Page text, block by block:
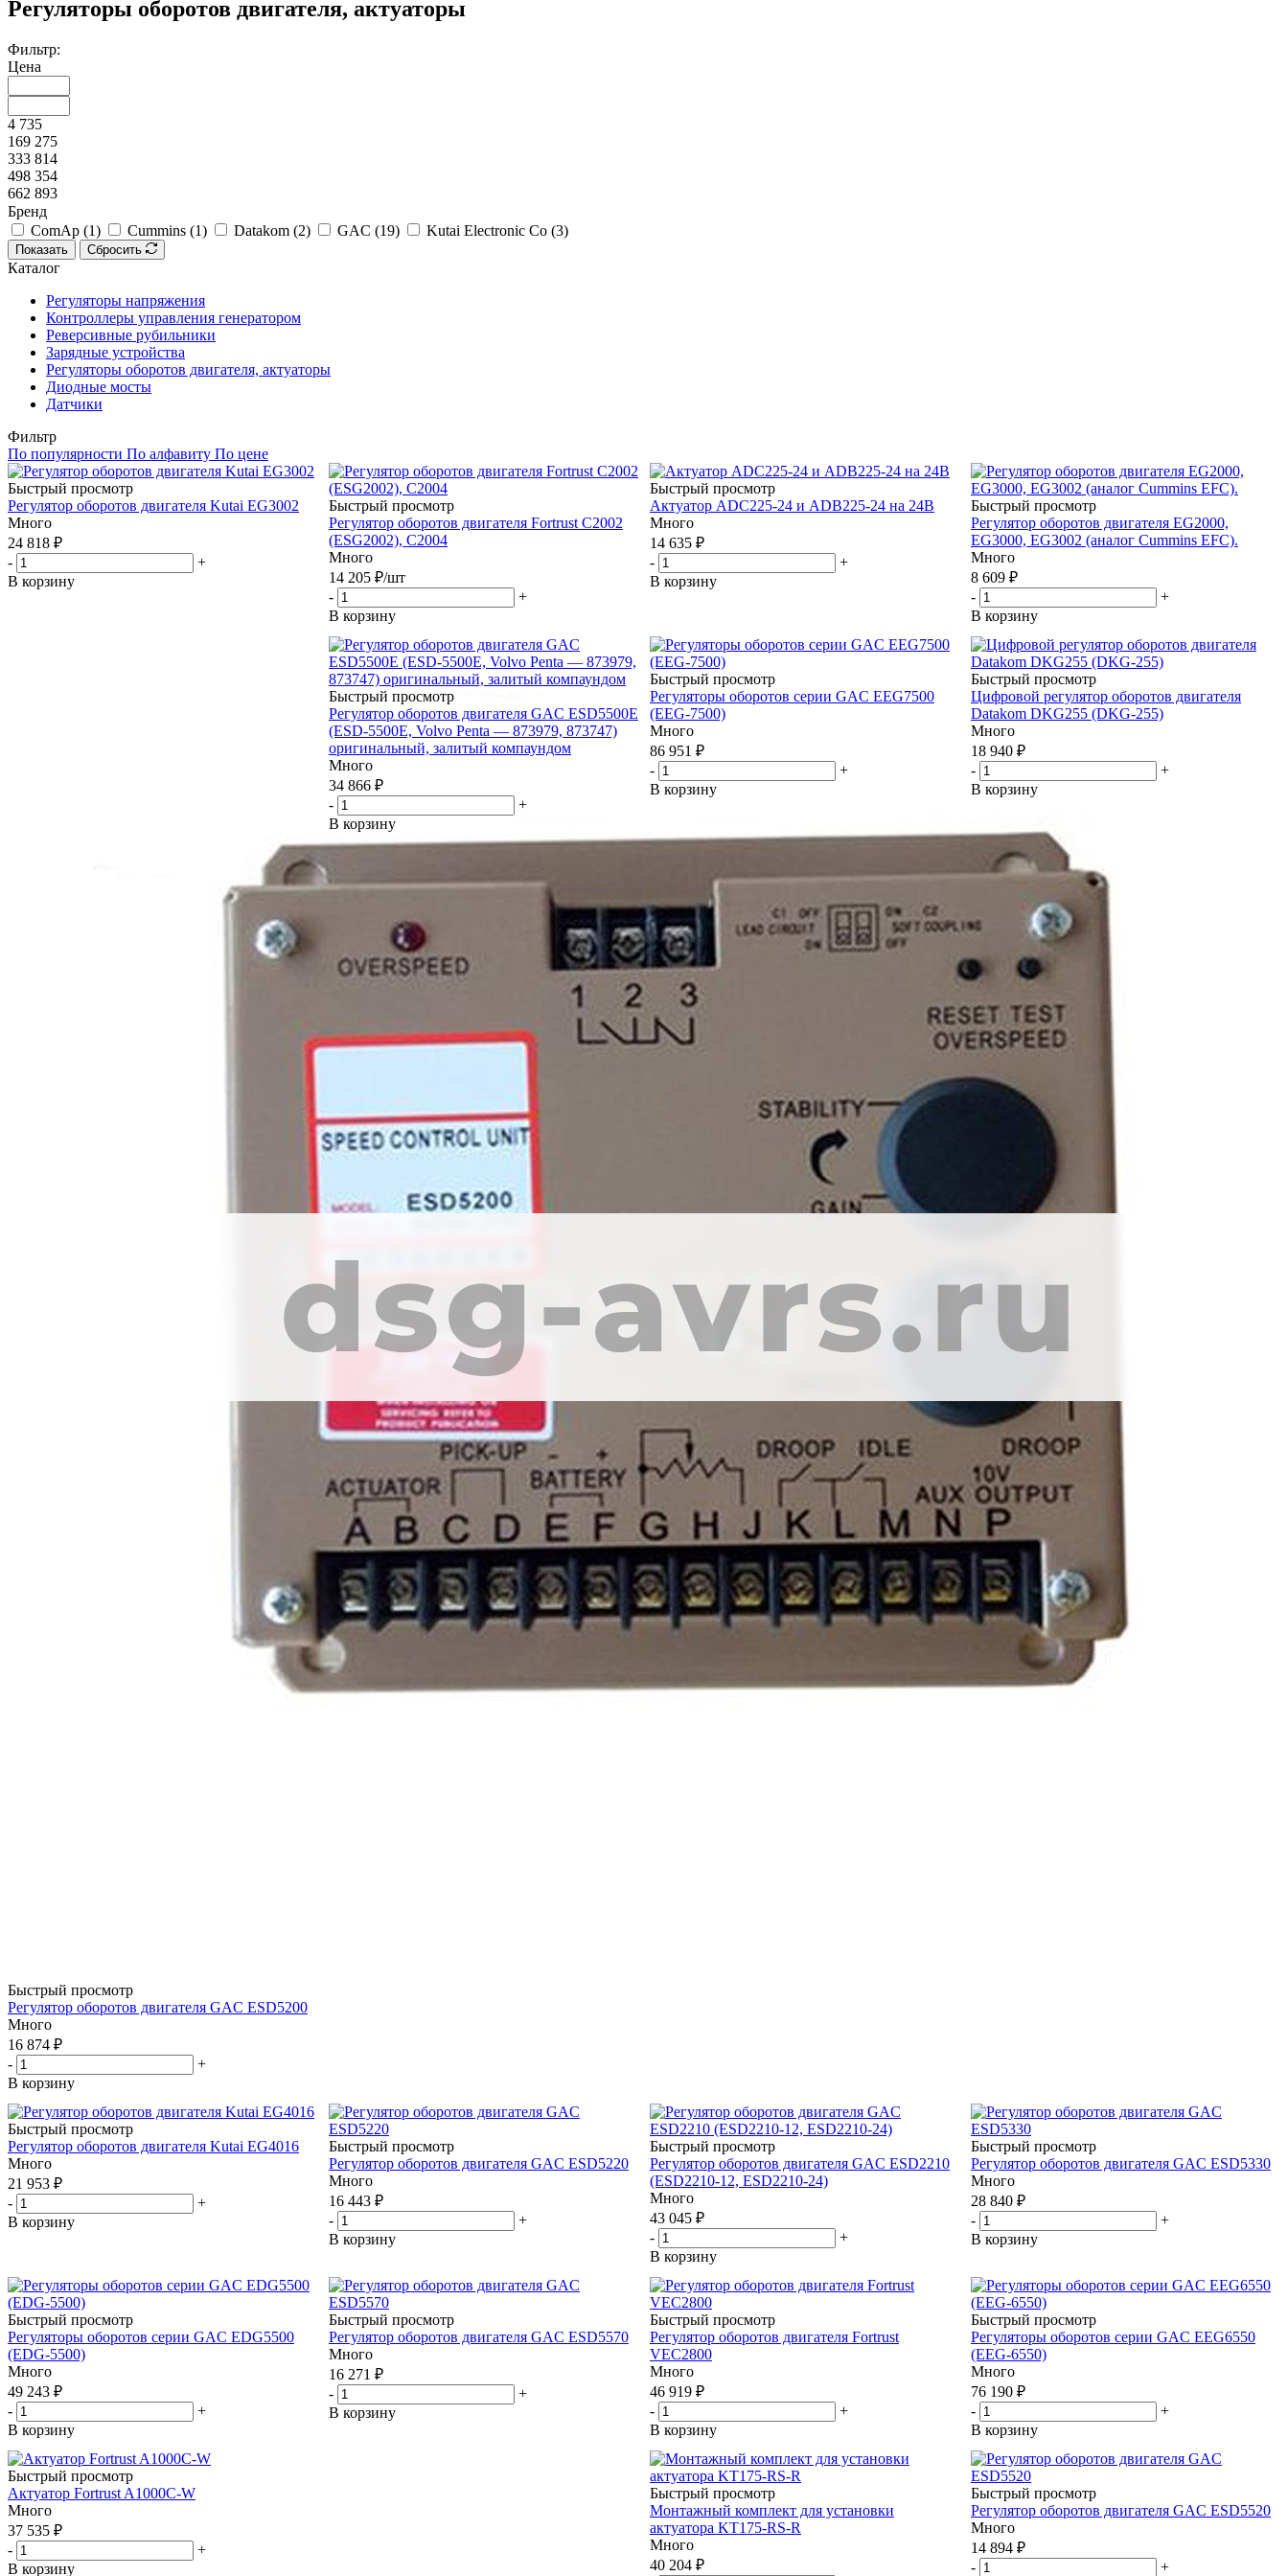
Регуляторы оборотов двигателя, актуаторы
Фильтр:
Цена
4 735
169 275
333 814
498 354
662 893
Бренд
ComAp (1) Cummins (1) Datakom (2) GAC (19) Kutai Electronic Co (3)
Показать Сбросить
Каталог
Регуляторы напряжения
Контроллеры управления генератором
Реверсивные рубильники
Зарядные устройства
Регуляторы оборотов двигателя, актуаторы
Диодные мосты
Датчики
Фильтр
По популярности По алфавиту По цене
Быстрый просмотр
Регулятор оборотов двигателя Kutai EG3002
Много
24 818 ₽
-
+
В корзину
Быстрый просмотр
Регулятор оборотов двигателя Fortrust C2002
(ESG2002), C2004
Много
14 205 ₽/шт
-
+
В корзину
Быстрый просмотр
Актуатор ADC225-24 и ADB225-24 на 24В
Много
14 635 ₽
-
+
В корзину
Быстрый просмотр
Регулятор оборотов двигателя EG2000,
EG3000, EG3002 (аналог Cummins EFC).
Много
8 609 ₽
-
+
В корзину
Быстрый просмотр
Регулятор оборотов двигателя GAC ESD5200
Много
16 874 ₽
-
+
В корзину
Быстрый просмотр
Регулятор оборотов двигателя GAC ESD5500E
(ESD-5500E, Volvo Penta — 873979, 873747)
оригинальный, залитый компаундом
Много
34 866 ₽
-
+
В корзину
Быстрый просмотр
Регуляторы оборотов серии GAC EEG7500
(EEG-7500)
Много
86 951 ₽
-
+
В корзину
Быстрый просмотр
Цифровой регулятор оборотов двигателя
Datakom DKG255 (DKG-255)
Много
18 940 ₽
-
+
В корзину
Быстрый просмотр
Регулятор оборотов двигателя Kutai EG4016
Много
21 953 ₽
-
+
В корзину
Быстрый просмотр
Регулятор оборотов двигателя GAC ESD5220
Много
16 443 ₽
-
+
В корзину
Быстрый просмотр
Регулятор оборотов двигателя GAC ESD2210
(ESD2210-12, ESD2210-24)
Много
43 045 ₽
-
+
В корзину
Быстрый просмотр
Регулятор оборотов двигателя GAC ESD5330
Много
28 840 ₽
-
+
В корзину
Быстрый просмотр
Регуляторы оборотов серии GAC EDG5500
(EDG-5500)
Много
49 243 ₽
-
+
В корзину
Быстрый просмотр
Регулятор оборотов двигателя GAC ESD5570
Много
16 271 ₽
-
+
В корзину
Быстрый просмотр
Регулятор оборотов двигателя Fortrust
VEC2800
Много
46 919 ₽
-
+
В корзину
Быстрый просмотр
Регуляторы оборотов серии GAC EEG6550
(EEG-6550)
Много
76 190 ₽
-
+
В корзину
Быстрый просмотр
Актуатор Fortrust A1000C-W
Много
37 535 ₽
-
+
В корзину
Быстрый просмотр
Монтажный комплект для установки
актуатора KT175-RS-R
Много
40 204 ₽
Быстрый просмотр
Регулятор оборотов двигателя GAC ESD5520
Много
14 894 ₽
-
+